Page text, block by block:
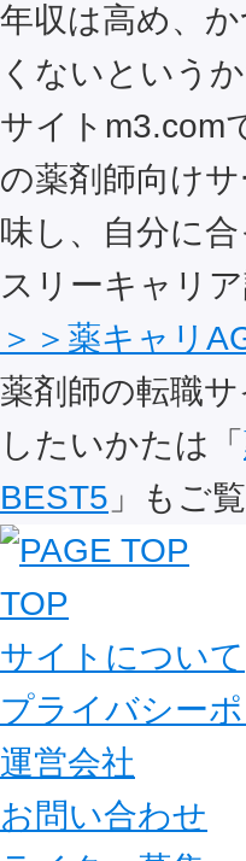
年収は高め、
くないという
サイトm3.com
の薬剤師向け
味し、自分に
スリーキャリ
＞＞薬キャリ
薬剤師の転職
したいかたは「
BEST5 」もご
TOP
サイトについて
プライバシー
運営会社
お問い合わせ